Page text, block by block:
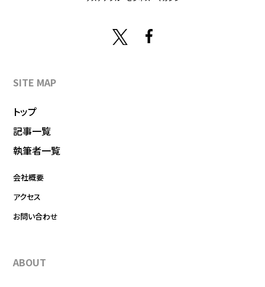
SITE MAP
トップ
記事一覧
執筆者一覧
会社概要
アクセス
お問い合わせ
ABOUT